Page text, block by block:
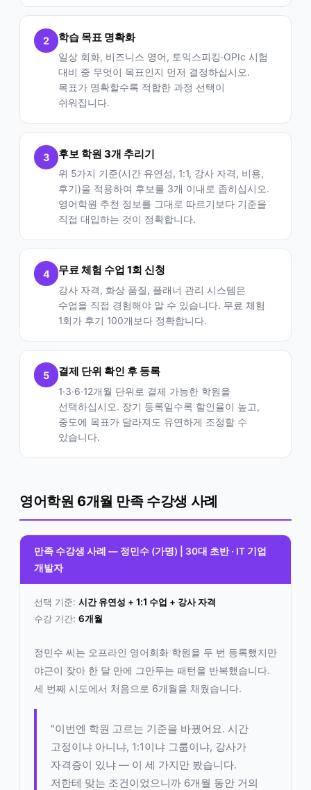
2 학습 목표 명확화
일상 회화, 비즈니스 영어, 토익스피킹·OPIc 시험
대비 중 무엇이 목표인지 먼저 결정하십시오.
목표가 명확할수록 적합한 과정 선택이
쉬워집니다.
3 후보 학원 3개 추리기
위 5가지 기준(시간 유연성, 1:1, 강사 자격, 비용,
후기)을 적용하여 후보를 3개 이내로 좁히십시오.
영어학원 추천 정보를 그대로 따르기보다 기준을
직접 대입하는 것이 정확합니다.
4 무료 체험 수업 1회 신청
강사 자격, 화상 품질, 플래너 관리 시스템은
수업을 직접 경험해야 알 수 있습니다. 무료 체험
1회가 후기 100개보다 정확합니다.
5 결제 단위 확인 후 등록
1·3·6·12개월 단위로 결제 가능한 학원을
선택하십시오. 장기 등록일수록 할인율이 높고,
중도에 목표가 달라져도 유연하게 조정할 수
있습니다.
영어학원 6개월 만족 수강생 사례
만족 수강생 사례 — 정민수 (가명) | 30대 초반 · IT 기업
개발자
선택 기준: 시간 유연성 + 1:1 수업 + 강사 자격
수강 기간: 6개월
정민수 씨는 오프라인 영어회화 학원을 두 번 등록했지만
야근이 잦아 한 달 만에 그만두는 패턴을 반복했습니다.
세 번째 시도에서 처음으로 6개월을 채웠습니다.
"이번엔 학원 고르는 기준을 바꿨어요. 시간
고정이냐 아니냐, 1:1이냐 그룹이냐, 강사가
자격증이 있냐 — 이 세 가지만 봤습니다.
저한테 맞는 조건이었으니까 6개월 동안 거의